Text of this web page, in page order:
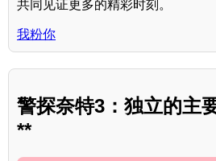
共同见证更多的精彩时刻。
我粉你
警探奈特3：独立的主
**